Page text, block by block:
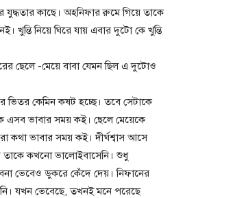
কাছে। অহনিফার রুমে গিয়ে তাকে
নিয়ে ঘিরে যায় এবার দুটো কে খুন্তি
ছেলে -মেয়ে বাবা যেমন ছিল এ দুটোও
ভিতর কেমিন কষট হচ্ছে। তবে সেটাকে
এসব ভাবার সময় কই। ছেলে মেয়েকে
কথা ভাবার সময় কই। দীর্ঘশ্বাস আসে
তাকে কখনো ভালোইবাসেনি। শুধু
ভেবেও ডুকরে কেঁদে দেয়। নিফানের
যখন ভেবেছে, তখনই মনে পরেছে